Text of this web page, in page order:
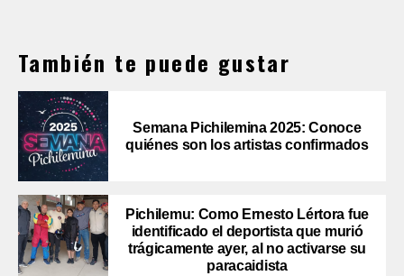
También te puede gustar
Semana Pichilemina 2025: Conoce
quiénes son los artistas confirmados
Pichilemu: Como Ernesto Lértora fue
identificado el deportista que murió
trágicamente ayer, al no activarse su
paracaidista